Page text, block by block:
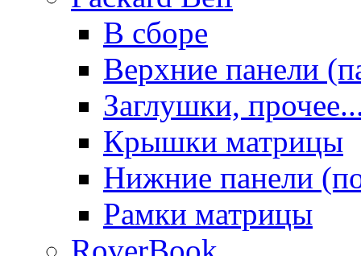
В сборе
Верхние панели
Заглушки,
Крышки матрицы
Нижние панели
Рамки матрицы